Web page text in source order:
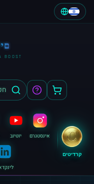
BOOST
קרדיטים
אינסטגרם יוטיוב